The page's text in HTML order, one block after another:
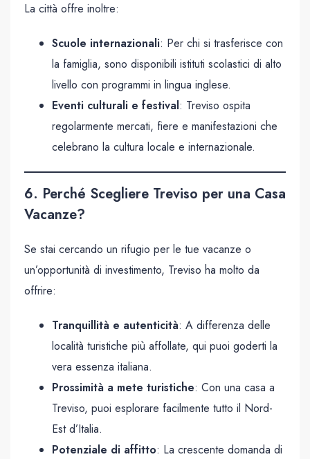
La città offre inoltre:
Scuole internazionali: Per chi si trasferisce con
la famiglia, sono disponibili istituti scolastici di alto
livello con programmi in lingua inglese.
Eventi culturali e festival: Treviso ospita
regolarmente mercati, fiere e manifestazioni che
celebrano la cultura locale e internazionale.
6. Perché Scegliere Treviso per una Casa
Vacanze?
Se stai cercando un rifugio per le tue vacanze o
un’opportunità di investimento, Treviso ha molto da
offrire:
Tranquillità e autenticità: A differenza delle
località turistiche più affollate, qui puoi goderti la
vera essenza italiana.
Prossimità a mete turistiche: Con una casa a
Treviso, puoi esplorare facilmente tutto il Nord-
Est d’Italia.
Potenziale di affitto: La crescente domanda di